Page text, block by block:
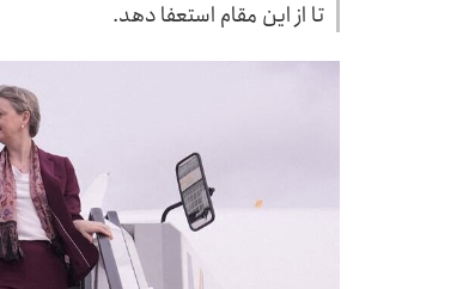
تا از این مقام استعفا دهد.